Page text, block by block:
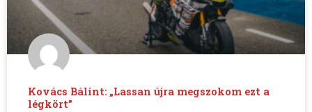
Kovács Bálint: „Lassan újra megszokom ezt a
légkört”